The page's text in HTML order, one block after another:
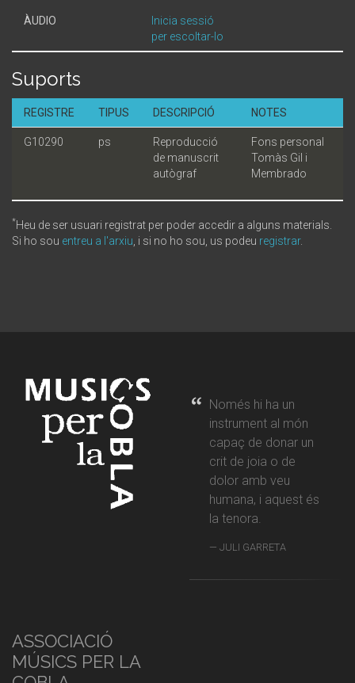
ÀUDIO
Inicia sessió
per escoltar-lo
Suports
REGISTRE TIPUS DESCRIPCIÓ NOTES
G10290 ps
Reproducció
de manuscrit
autògraf
Fons personal
Tomàs Gil i
Membrado
*Heu de ser usuari registrat per poder accedir a alguns materials.
Si ho sou entreu a l'arxiu , i si no ho sou, us podeu registrar.
Només hi ha un
instrument al món
capaç de donar un
crit de joia o de
dolor amb veu
humana, i aquest és
la tenora.
JULI GARRETA
ASSOCIACIÓ
MÚSICS PER LA